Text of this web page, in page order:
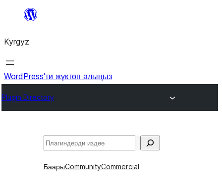
Мазмунга
Kyrgyz
WordPress'ти жүктөп алыңыз
Plugin Directory
Издөө
БаарыCommunityCommercial